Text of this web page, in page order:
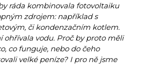
ráda kombinovala fotovoltaiku
zdrojem: například s
či kondenzačním kotlem.
ohřívala vodu. Proč by proto měli
co funguje, nebo do čeho
velké peníze? I pro ně jsme